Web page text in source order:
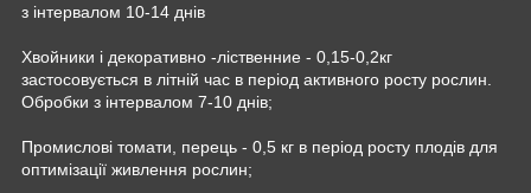
з інтервалом 10-14 днів
Хвойники і декоративно -ліственние - 0,15-0,2кг
застосовується в літній час в період активного росту рослин.
Обробки з інтервалом 7-10 днів;
Промислові томати, перець - 0,5 кг в період росту плодів для
оптимізації живлення рослин;